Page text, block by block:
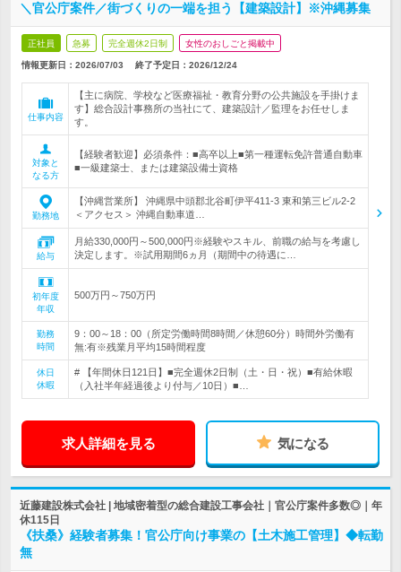
＼官公庁案件／街づくりの一端を担う【建築設計】※沖縄募集
正社員 急募 完全週休2日制 女性のおしごと掲載中
情報更新日：2026/07/03 終了予定日： 2026/12/24
仕事内容
【主に病院、学校など医療福祉・教育分野の公共施設を手掛けま
す】総合設計事務所の当社にて、建築設計／監理をお任せしま
す。
対象と
なる方
【経験者歓迎】必須条件：■高卒以上■第一種運転免許普通自動車
■一級建築士、または建築設備士資格
勤務地
【沖縄営業所】 沖縄県中頭郡北谷町伊平411-3 東和第三ビル2-2
＜アクセス＞ 沖縄自動車道…
給与
月給330,000円～500,000円※経験やスキル、前職の給与を考慮し
決定します。※試用期間6ヵ月（期間中の待遇に…
初年度
年収
500万円～750万円
勤務
時間
9：00～18：00（所定労働時間8時間／休憩60分）時間外労働有
無:有※残業月平均15時間程度
休日
休暇
# 【年間休日121日】■完全週休2日制（土・日・祝）■有給休暇
（入社半年経過後より付与／10日）■…
求人詳細を見る 気になる
近藤建設株式会社 | 地域密着型の総合建設工事会社｜官公庁案件多数◎｜年
休115日
《扶桑》経験者募集！官公庁向け事業の【土木施工管理】◆転勤
無